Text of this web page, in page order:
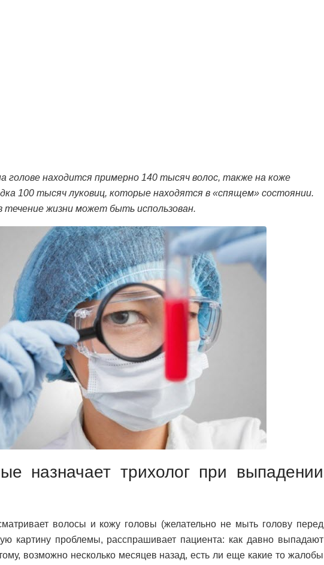
голове находится примерно 140 тысяч волос, также на коже
100 тысяч луковиц, которые находятся в «спящем» состоянии.
течение жизни может быть использован.
назначает трихолог при выпадении
волосы и кожу головы (желательно не мыть голову перед
картину проблемы, расспрашивает пациента: как давно выпадают
возможно несколько месяцев назад, есть ли еще какие то жалобы